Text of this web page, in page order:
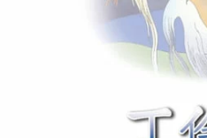
3C家電
男裝